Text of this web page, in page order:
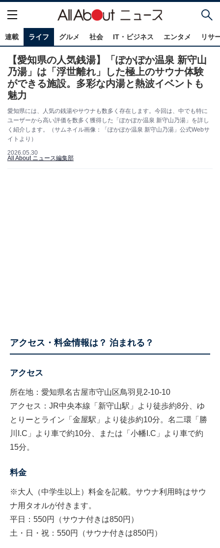
連載 ライフ グルメ 社会 IT・ビジネス エンタメ リサ
【愛知県の人気銭湯】「ぽかぽか温泉 新守山
乃湯」は「浮世離れ」した極上のサウナ体験
ができる施設。多彩な内湯と熱波イベントも
魅力
愛知県には、人気の銭湯やサウナも数多く存在します。今回は、中でも特に
ユーザーから高い評価を数多く獲得した「ぽかぽか温泉 新守山乃湯」を詳し
く紹介します。（サムネイル画像：「ぽかぽか温泉 新守山乃湯」公式Webサ
イトより）
2026.05.30
All About ニュース編集部
アクセス・料金情報は？ 泊まれる？
アクセス
所在地：愛知県名古屋市守山区鳥羽見2-10-10
アクセス：JR中央本線「新守山駅」より徒歩約8分、ゆ
とりーとライン「金屋駅」より徒歩約10分。名二環「勝
川I.C」より車で約10分、または「小幡I.C」より車で約
15分。
料金
※大人（中学生以上）料金を記載。サウナ利用時はサウ
ナ用タオルが付きます。
平日：550円（サウナ付きは850円）
土・日・祝：550円（サウナ付きは850円）